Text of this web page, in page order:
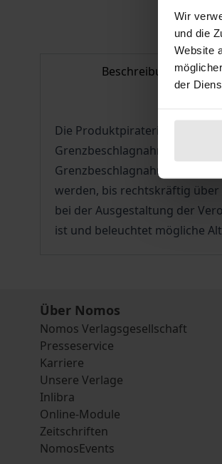
Wir
und die
Website
der
Beschreibung
Die Produktpiraterie stellt
Grenzbeschlagnahme durch
Grenzbeschlagnahme für
werden, bis rechtskräftig über
bei der Ausgestaltung der
ist und beleuchtet mögliche
Über Nomos
Nomos Verlagsgesellschaft
Presseservice
Karriere
Unsere Verlage
Inlibra
Online-Module
Zeitschriften
NomosEvents